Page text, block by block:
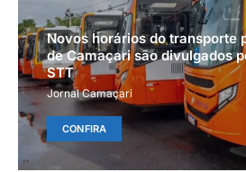
Novos horários do transporte
de Camaçari são divulgados
STT
Jornal Camaçari
CONFIRA